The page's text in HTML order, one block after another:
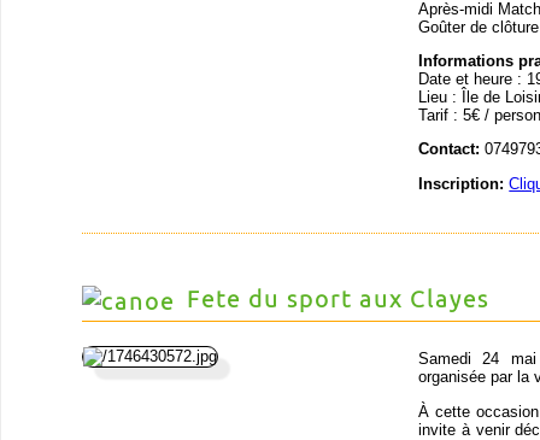
Après-midi
Goûter de clôture
Informations
Date et heure :
Lieu : Île de
Tarif : 5€ /
Contact:
Inscription:
Fete du sport aux Clayes
Samedi 24
organisée par la
À cette
invite à venir